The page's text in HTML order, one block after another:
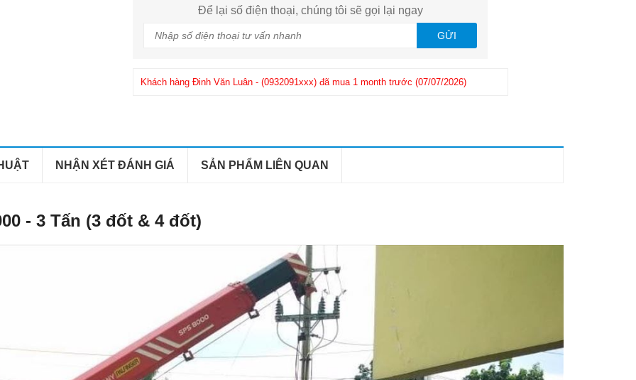
Để lại số điện thoại, chúng tôi sẽ gọi lại ngay
GỬI
Khách hàng Phuong- (0908286xxx)đã mua 1 month trước (25/06/2026)
NHẬN XÉT ĐÁNH GIÁ SẢN PHẨM LIÊN QUAN
- 3 Tấn (3 đốt & 4 đốt)